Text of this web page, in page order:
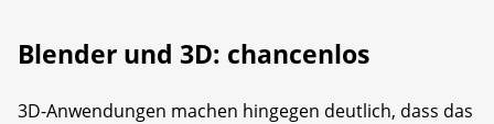
Blender und 3D: chancenlos
3D-Anwendungen machen hingegen deutlich, dass das